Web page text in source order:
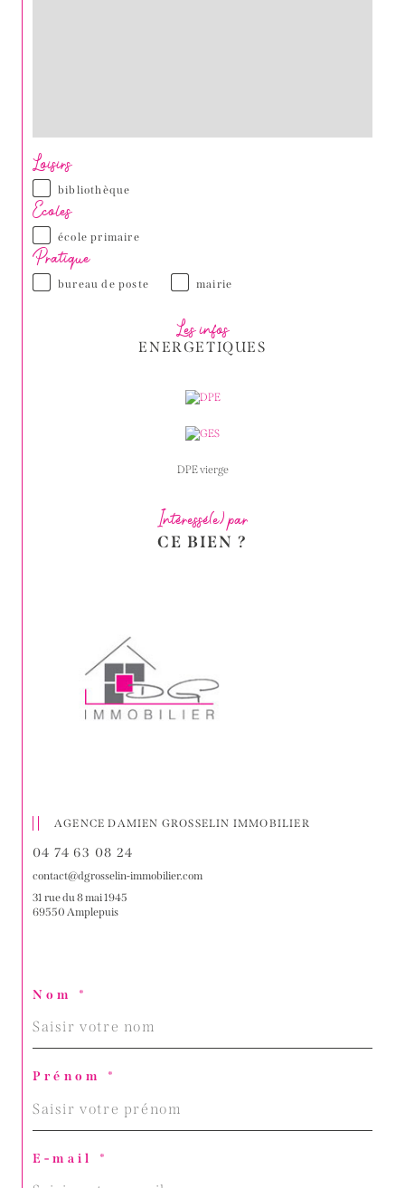
Loisirs
bibliothèque
Ecoles
école primaire
Pratique
bureau de poste mairie
Les infos
ENERGETIQUES
DPE vierge
Intéressé(e) par
CE BIEN ?
AGENCE DAMIEN GROSSELIN IMMOBILIER
04 74 63 08 24
contact@dgrosselin-immobilier.com
31 rue du 8 mai 1945
69550 Amplepuis
Nom *
Prénom *
E-mail *